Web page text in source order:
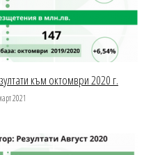
към октомври 2020 г.
2021